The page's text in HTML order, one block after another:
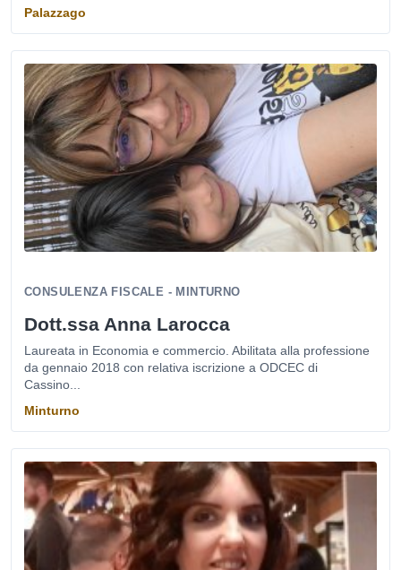
Palazzago
CONSULENZA FISCALE - MINTURNO
Dott.ssa Anna Larocca
Laureata in Economia e commercio. Abilitata alla professione
da gennaio 2018 con relativa iscrizione a ODCEC di
Cassino...
Minturno